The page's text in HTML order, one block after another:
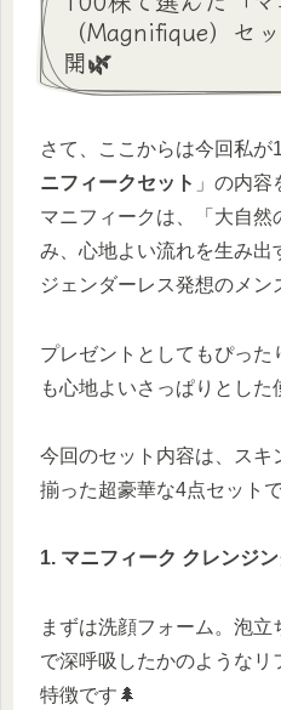
（Magnifique）セ
開🌿
さて、ここからは今回私が
ニフィークセット 」の内容
マニフィークは、「大自然
み、心地よい流れを生み出
ジェンダーレス発想のメン
プレゼントとしてもぴった
も心地よいさっぱりとした
今回のセット内容は、スキ
揃った超豪華な4点セットで
1. マニフィーク クレンジ
まずは洗顔フォーム。泡
で深呼吸したかのような
特徴です🌲